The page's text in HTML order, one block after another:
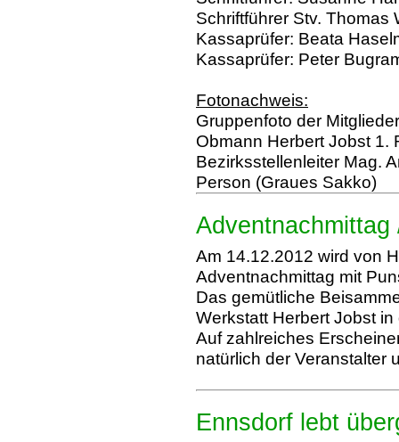
Schriftführer Stv. Thomas
Kassaprüfer: Beata
Kassaprüfer: Peter
Fotonachweis:
Gruppenfoto der
Obmann Herbert Jobst 1.
Bezirksstellenleiter Mag.
Person (Graues Sakko)
Am 14.12.2012 wird von
Adventnachmittag mit
Das gemütliche
Werkstatt Herbert Jobst
Auf zahlreiches
natürlich der Veranstalter
Ennsdorf lebt